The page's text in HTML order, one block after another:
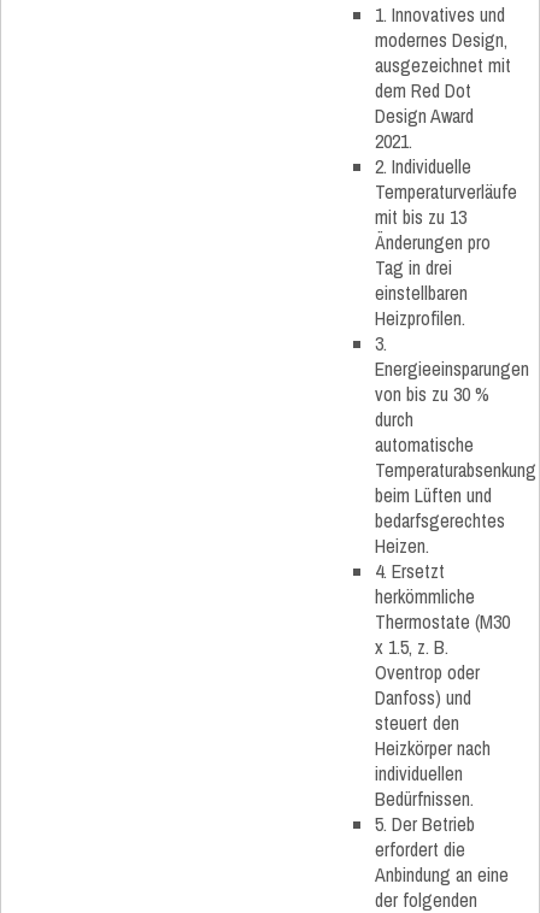
1. Innovatives und
modernes Design,
ausgezeichnet mit
dem Red Dot
Design Award
2021.
2. Individuelle
Temperaturverläufe
mit bis zu 13
Änderungen pro
Tag in drei
einstellbaren
Heizprofilen.
3.
Energieeinsparungen
von bis zu 30 %
durch
automatische
Temperaturabsenkung
beim Lüften und
bedarfsgerechtes
Heizen.
4. Ersetzt
herkömmliche
Thermostate (M30
x 1.5, z. B.
Oventrop oder
Danfoss) und
steuert den
Heizkörper nach
individuellen
Bedürfnissen.
5. Der Betrieb
erfordert die
Anbindung an eine
der folgenden